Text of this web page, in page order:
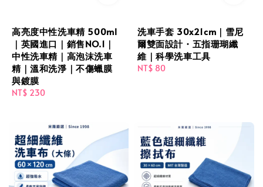
高亮度中性洗車精 500ml
｜英國進口｜銷售NO.1｜
中性洗車精｜高泡沫洗車
精｜溫和洗淨｜不傷蠟膜
與鍍膜
Regular
NT$ 230
洗車手套 30x21cm｜雪尼
爾雙面設計・五指珊瑚纖
維｜科學洗車工具
Regular
NT$ 80